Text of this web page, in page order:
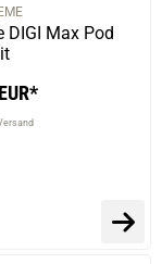
Kommentars
DIGI Max Pod